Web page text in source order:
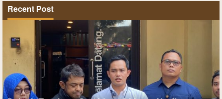
Recent Post